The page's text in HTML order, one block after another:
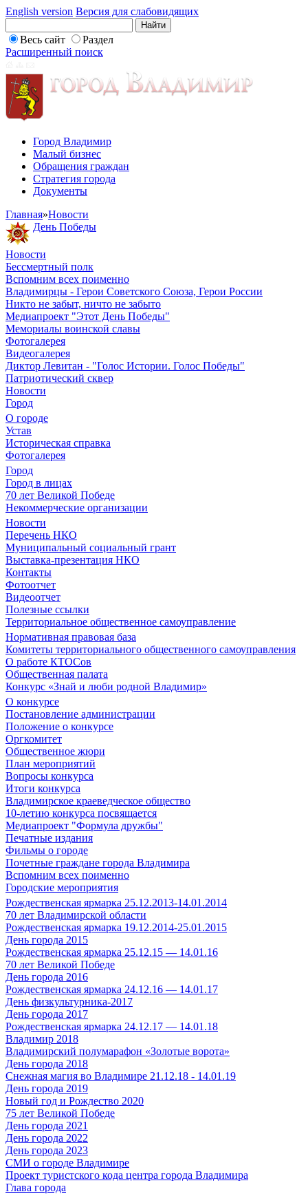
English version Версия для слабовидящих
Весь сайт
Раздел
Расширенный поиск
Город Владимир
Малый бизнес
Обращения граждан
Стратегия города
Документы
Главная»Новости
День Победы
Новости
Бессмертный полк
Вспомним всех поименно
Владимирцы - Герои Советского Союза, Герои России
Никто не забыт, ничто не забыто
Медиапроект "Этот День Победы"
Мемориалы воинской славы
Фотогалерея
Видеогалерея
Диктор Левитан - "Голос Истории. Голос Победы"
Патриотический сквер
Новости
Город
О городе
Устав
Историческая справка
Фотогалерея
Город
Город в лицах
70 лет Великой Победе
Некоммерческие организации
Новости
Перечень НКО
Муниципальный социальный грант
Выставка-презентация НКО
Контакты
Фотоотчет
Видеоотчет
Полезные ссылки
Территориальное общественное самоуправление
Нормативная правовая база
Комитеты территориального общественного самоуправления
О работе КТОСов
Общественная палата
Конкурс «Знай и люби родной Владимир»
О конкурсе
Постановление администрации
Положение о конкурсе
Оргкомитет
Общественное жюри
План мероприятий
Вопросы конкурса
Итоги конкурса
Владимирское краеведческое общество
10-летию конкурса посвящается
Медиапроект "Формула дружбы"
Печатные издания
Фильмы о городе
Почетные граждане города Владимира
Вспомним всех поименно
Городские мероприятия
Рождественская ярмарка 25.12.2013-14.01.2014
70 лет Владимирской области
Рождественская ярмарка 19.12.2014-25.01.2015
День города 2015
Рождественская ярмарка 25.12.15 — 14.01.16
70 лет Великой Победе
День города 2016
Рождественская ярмарка 24.12.16 — 14.01.17
День физкультурника-2017
День города 2017
Рождественская ярмарка 24.12.17 — 14.01.18
Владимир 2018
Владимирский полумарафон «Золотые ворота»
День города 2018
Снежная магия во Владимире 21.12.18 - 14.01.19
День города 2019
Новый год и Рождество 2020
75 лет Великой Победе
День города 2021
День города 2022
День города 2023
СМИ о городе Владимире
Проект туристского кода центра города Владимира
Глава города